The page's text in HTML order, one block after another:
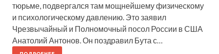
тюрьме, подвергался там мощнейшему физическому
и психологическому давлению. Это заявил
Чрезвычайный и Полномочный посол России в США
Анатолий Антонов. Он поздравил Бута с…